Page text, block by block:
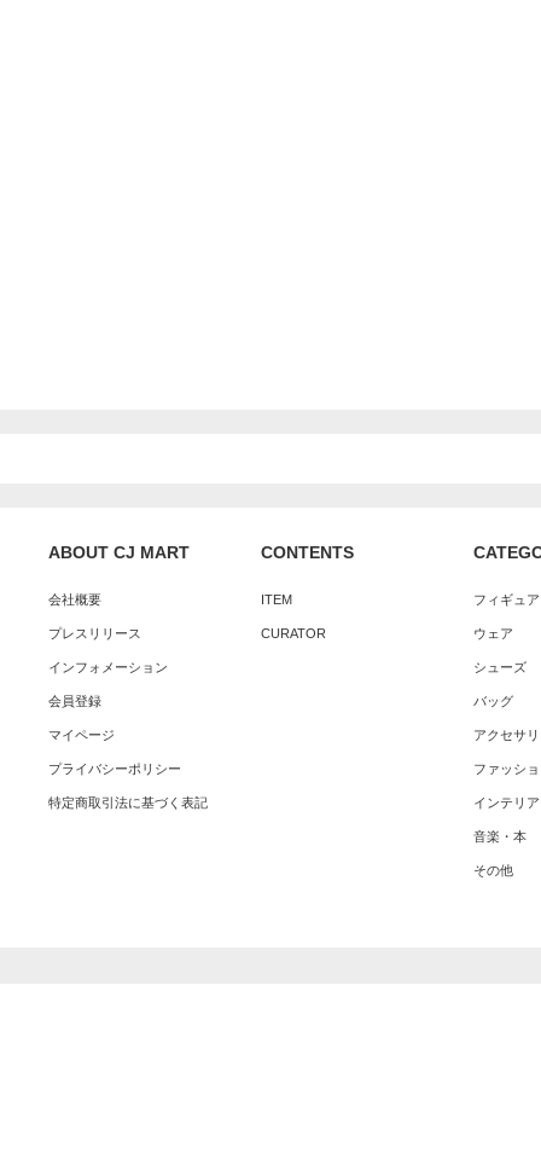
ABOUT CJ MART
会社概要
プレスリリース
インフォメーション
会員登録
マイページ
プライバシーポリシー
特定商取引法に基づく表記
CONTENTS
ITEM
CURATOR
フィギュ
ウェア
シューズ
バッグ
アクセサ
ファッシ
インテリア
音楽・本
その他